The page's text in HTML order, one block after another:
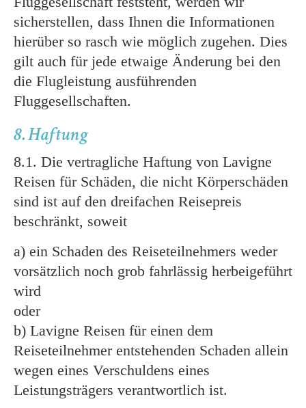
sicherstellen, dass Ihnen die Informationen
hierüber so rasch wie möglich zugehen. Dies
gilt auch für jede etwaige Änderung bei den
die Flugleistung ausführenden
Fluggesellschaften.
8. Haftung
8.1. Die vertragliche Haftung von Lavigne
Reisen für Schäden, die nicht Körperschäden
sind ist auf den dreifachen Reisepreis
beschränkt, soweit
a) ein Schaden des Reiseteilnehmers weder
vorsätzlich noch grob fahrlässig herbeigeführt
wird
oder
b) Lavigne Reisen für einen dem
Reiseteilnehmer entstehenden Schaden allein
wegen eines Verschuldens eines
Leistungsträgers verantwortlich ist.